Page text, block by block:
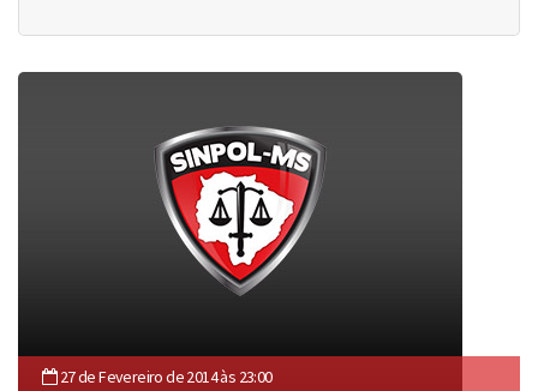
27 de Fevereiro de 2014 às 23:00